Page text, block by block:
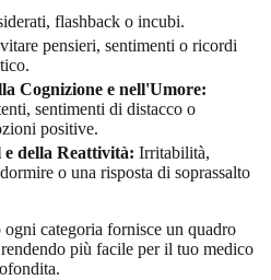
flashback o incubi.
pensieri, sentimenti o ricordi
Cognizione e nell'Umore:
sentimenti di distacco o
positive.
della Reattività: Irritabilità,
o una risposta di soprassalto
categoria fornisce un quadro
più facile per il tuo medico